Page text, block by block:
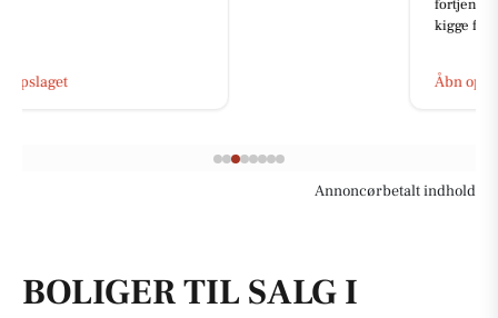
Annoncørbetalt indhold
BOLIGER TIL SALG I